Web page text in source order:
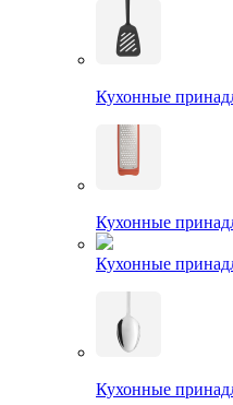
Кухонные
Кухонные
Кухонные
Кухонные